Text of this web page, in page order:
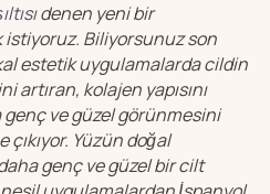
denen yeni bir
Biliyorsunuz son
estetik uygulamalarda cildin
kolajen yapısını
ve güzel görünmesini
Yüzün doğal
genç ve güzel bir cilt